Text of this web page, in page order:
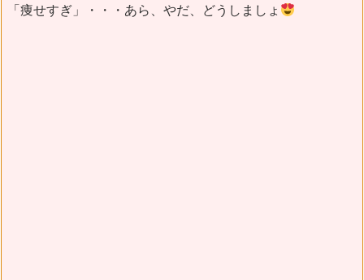
「痩せすぎ」・・・あら、やだ、どうしましょ